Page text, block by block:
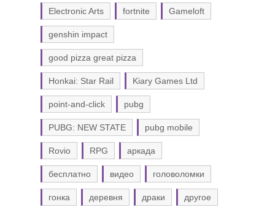
Electronic Arts fortnite Gameloft
genshin impact
good pizza great pizza
Honkai: Star Rail Kiary Games Ltd
point-and-click pubg
PUBG: NEW STATE pubg mobile
Rovio RPG аркада
бесплатно видео головоломки
гонка деревня драки другое